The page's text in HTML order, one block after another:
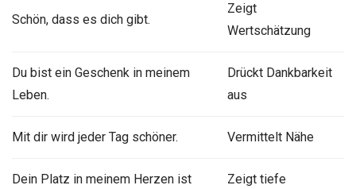
Schön, dass es dich gibt.
Zeigt
Wertschätzung
Du bist ein Geschenk in meinem
Leben.
Drückt Dankbarkeit
aus
Mit dir wird jeder Tag schöner. Vermittelt Nähe
Dein Platz in meinem Herzen ist
Zeigt tiefe